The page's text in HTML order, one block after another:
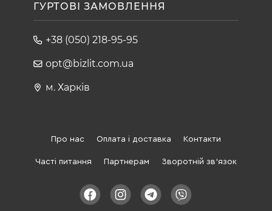
ГУРТОВІ ЗАМОВЛЕННЯ
+38 (050) 218-95-95
opt@bizlit.com.ua
м. Харків
Про нас Оплата і доставка Контакти
Часті питання Партнерам Зворотній зв'язок